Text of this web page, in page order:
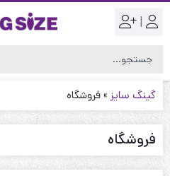
|
گینگ سایز »فروشگاه
فروشگاه